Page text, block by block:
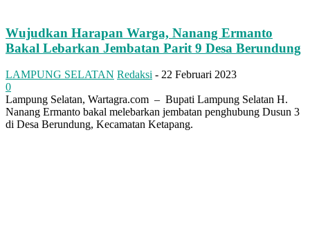
Wujudkan Harapan Warga, Nanang Ermanto
Bakal Lebarkan Jembatan Parit 9 Desa Berundung
LAMPUNG SELATAN Redaksi - 22 Februari 2023
0
Lampung Selatan, Wartagra.com – Bupati Lampung Selatan H.
Nanang Ermanto bakal melebarkan jembatan penghubung Dusun 3
di Desa Berundung, Kecamatan Ketapang.